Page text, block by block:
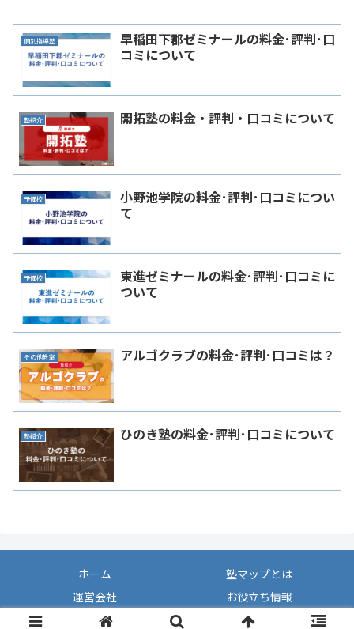
個別指導塾
早稲田下郡ゼミナールの料金･評判･口
コミについて
塾紹介 開拓塾の料金・評判・口コミについて
予備校
小野池学院の料金･評判･口コミについ
て
予備校
東進ゼミナールの料金･評判･口コミに
ついて
その他教室 アルゴクラブの料金･評判･口コミは？
塾紹介 ひのき塾の料金･評判･口コミについて
ホーム
塾マップとは
運営会社
お役立ち情報
Copyright ＠ JukuMap All Right Reserved.